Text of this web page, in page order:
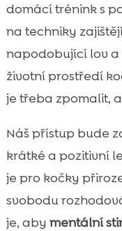
 Výživa pro
ovlivňuje
 CricksyCat
kočku:
Kočičí toaleta
stelivo
 Nejčastější
myšlení a jak
Kdy
signály bolesti
domácí trénink s
na techniky
napodobující lov a
životní prostředí
je třeba zpomalit,
Náš přístup bude
krátké a pozitivní
je pro kočky
svobodu
je, aby mentální